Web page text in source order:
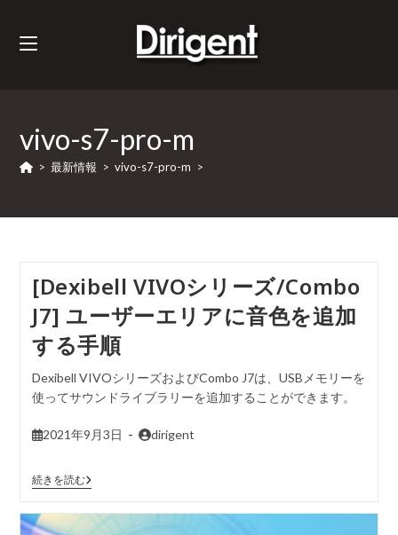
vivo-s7-pro-m
> 最新情報 > vivo-s7-pro-m >
[Dexibell VIVOシリーズ/Combo
J7] ユーザーエリアに音色を追加
する手順
Dexibell VIVOシリーズおよびCombo J7は、USBメモリーを
使ってサウンドライブラリーを追加することができます。
2021年9月3日 dirigent
続きを読む